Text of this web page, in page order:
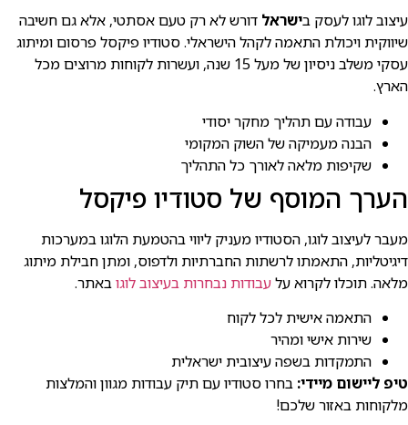
עיצוב לוגו לעסק בישראל דורש לא רק טעם אסתטי, אלא גם חשיבה
שיווקית ויכולת התאמה לקהל הישראלי. סטודיו פיקסל פרסום ומיתוג
עסקי משלב ניסיון של מעל 15 שנה, ועשרות לקוחות מרוצים מכל
הארץ.
עבודה עם תהליך מחקר יסודי
הבנה מעמיקה של השוק המקומי
שקיפות מלאה לאורך כל התהליך
הערך המוסף של סטודיו פיקסל
מעבר לעיצוב לוגו, הסטודיו מעניק ליווי בהטמעת הלוגו במערכות
דיגיטליות, התאמתו לרשתות החברתיות ולדפוס, ומתן חבילת מיתוג
מלאה. תוכלו לקרוא עלעבודות נבחרות בעיצוב לוגובאתר.
התאמה אישית לכל לקוח
שירות אישי ומהיר
התמקדות בשפה עיצובית ישראלית
טיפ ליישום מיידי: בחרו סטודיו עם תיק עבודות מגוון והמלצות
מלקוחות באזור שלכם!